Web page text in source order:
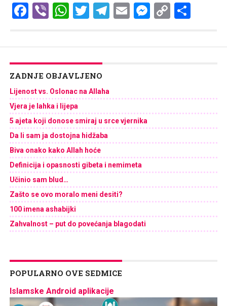
Facebook
ViberWhatsApp
Twitter
Telegram
EmailCopy
ZADNJE OBJAVLJENO
Lijenost vs. Oslonac na Allaha
Vjera je lahka i lijepa
5 ajeta koji donose smiraj u srce vjernika
Da li sam ja dostojna hidžaba
Biva onako kako Allah hoće
Definicija i opasnosti gibeta i nemimeta
Učinio sam blud…
Zašto se ovo moralo meni desiti?
100 imena ashabijki
Zahvalnost – put do povećanja blagodati
POPULARNO OVE SEDMICE
Islamske Android aplikacije